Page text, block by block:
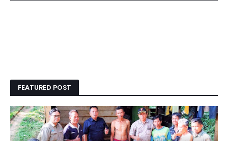
FEATURED POST